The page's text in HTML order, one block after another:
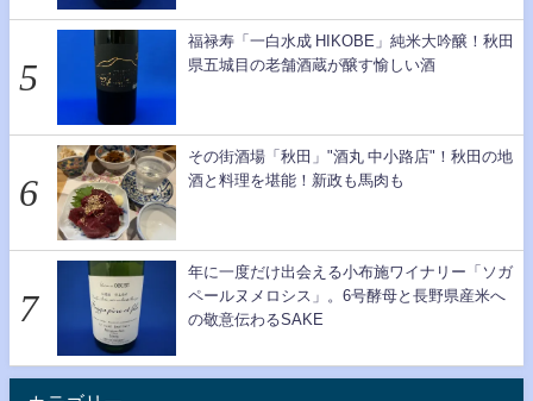
福禄寿「一白水成 HIKOBE」純米大吟醸！秋田
県五城目の老舗酒蔵が醸す愉しい酒
その街酒場「秋田」"酒丸 中小路店"！秋田の地
酒と料理を堪能！新政も馬肉も
年に一度だけ出会える小布施ワイナリー「ソガ
ペールヌメロシス」。6号酵母と長野県産米へ
の敬意伝わるSAKE